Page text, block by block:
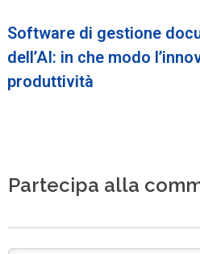
Software di gestione
dell’AI: in che modo
produttività
Partecipa alla